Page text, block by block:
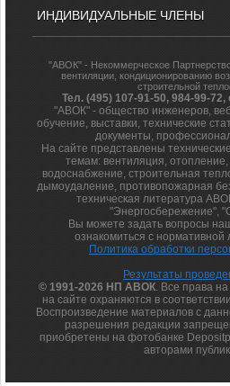
ИНДИВИДУАЛЬНЫЕ ЧЛЕНЫ
"АВОК" - Некоммерческое
вентиляции, кондиционированию
строительной
Тел. (495) 107-91-50, 984-99-
"АВОК" - общество инженеров,
обучение, выставки, технические
документы,
На сайте представлены
темам: вентиляция,
водоснабжение, строительная
дымоудаление, противопожарная
техническая литература
"Энергосбережение",
Вы можете задать вопросы
ознакомиться с
Политика обработки
Результаты
© 1991-2026 НП АВОК. Все права
на сайте охраняются в
Воспроизведение материалов с
разрешения редакции
приобретены на фотобанке
авторами